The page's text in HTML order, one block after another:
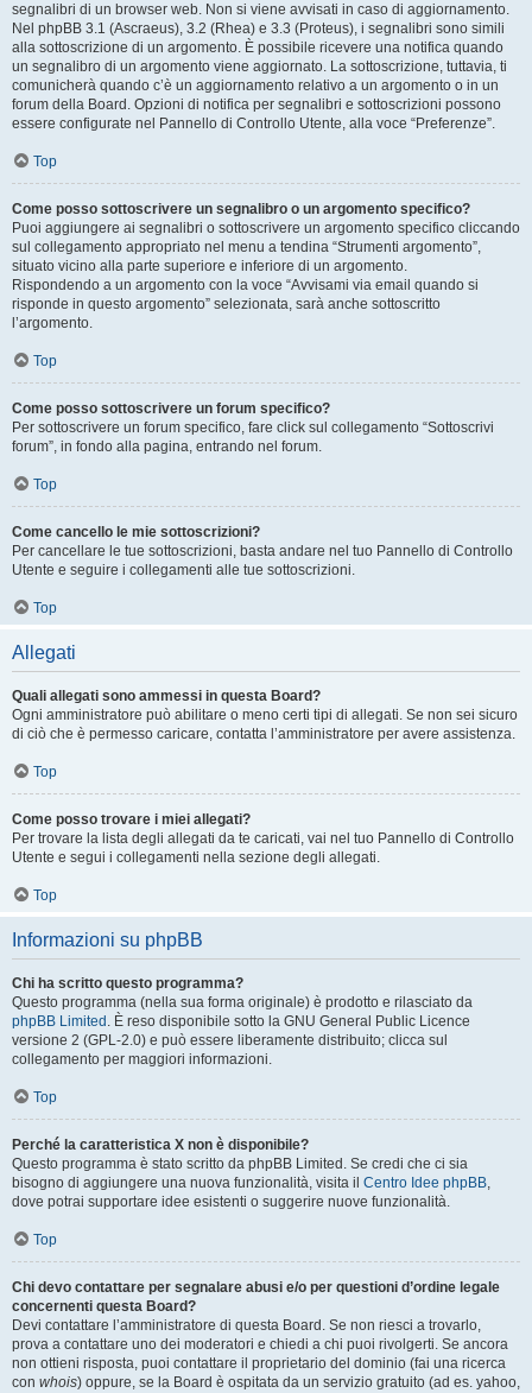
segnalibri di un browser web. Non si viene avvisati in caso di aggiornamento.
Nel phpBB 3.1 (Ascraeus), 3.2 (Rhea) e 3.3 (Proteus), i segnalibri sono simili
alla sottoscrizione di un argomento. È possibile ricevere una notifica quando
un segnalibro di un argomento viene aggiornato. La sottoscrizione, tuttavia, ti
comunicherà quando c’è un aggiornamento relativo a un argomento o in un
forum della Board. Opzioni di notifica per segnalibri e sottoscrizioni possono
essere configurate nel Pannello di Controllo Utente, alla voce “Preferenze”.
Top
Come posso sottoscrivere un segnalibro o un argomento specifico?
Puoi aggiungere ai segnalibri o sottoscrivere un argomento specifico cliccando
sul collegamento appropriato nel menu a tendina “Strumenti argomento”,
situato vicino alla parte superiore e inferiore di un argomento.
Rispondendo a un argomento con la voce “Avvisami via email quando si
risponde in questo argomento” selezionata, sarà anche sottoscritto
l’argomento.
Top
Come posso sottoscrivere un forum specifico?
Per sottoscrivere un forum specifico, fare click sul collegamento “Sottoscrivi
forum”, in fondo alla pagina, entrando nel forum.
Top
Come cancello le mie sottoscrizioni?
Per cancellare le tue sottoscrizioni, basta andare nel tuo Pannello di Controllo
Utente e seguire i collegamenti alle tue sottoscrizioni.
Top
Allegati
Quali allegati sono ammessi in questa Board?
Ogni amministratore può abilitare o meno certi tipi di allegati. Se non sei sicuro
di ciò che è permesso caricare, contatta l’amministratore per avere assistenza.
Top
Come posso trovare i miei allegati?
Per trovare la lista degli allegati da te caricati, vai nel tuo Pannello di Controllo
Utente e segui i collegamenti nella sezione degli allegati.
Top
Informazioni su phpBB
Chi ha scritto questo programma?
Questo programma (nella sua forma originale) è prodotto e rilasciato da
phpBB Limited . È reso disponibile sotto la GNU General Public Licence
versione 2 (GPL-2.0) e può essere liberamente distribuito; clicca sul
collegamento per maggiori informazioni.
Top
Perché la caratteristica X non è disponibile?
Questo programma è stato scritto da phpBB Limited. Se credi che ci sia
bisogno di aggiungere una nuova funzionalità, visita il Centro Idee phpBB,
dove potrai supportare idee esistenti o suggerire nuove funzionalità.
Top
Chi devo contattare per segnalare abusi e/o per questioni d’ordine legale
concernenti questa Board?
Devi contattare l’amministratore di questa Board. Se non riesci a trovarlo,
prova a contattare uno dei moderatori e chiedi a chi puoi rivolgerti. Se ancora
non ottieni risposta, puoi contattare il proprietario del dominio (fai una ricerca
con whois) oppure, se la Board è ospitata da un servizio gratuito (ad es. yahoo,